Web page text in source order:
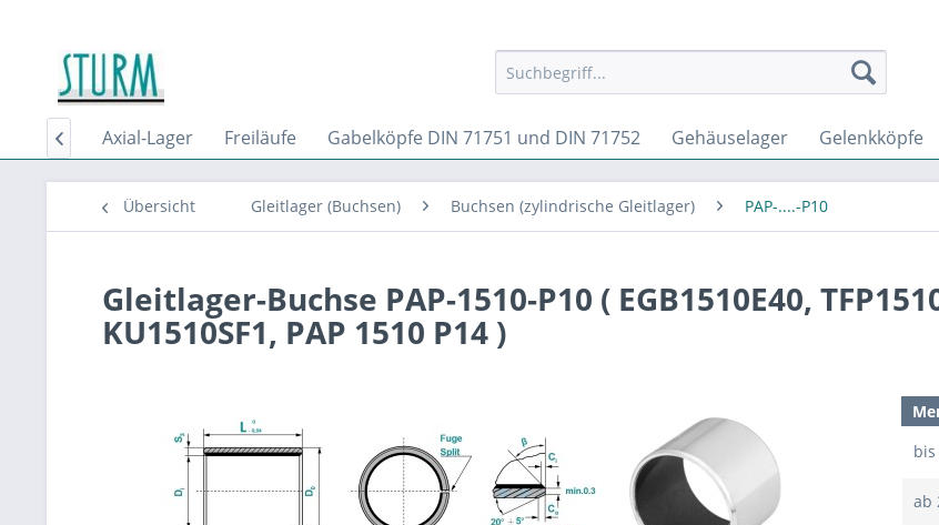
C Axial-Lager Freiläufe Gabelköpfe DIN 71751 und DIN 71752 Gehäuselager Gelenkköpfe

Übersicht Gleitlager (Buchsen) Buchsen (zylindrische Gleitlager) PAP-....-P10
Gleitlager-Buchse PAP-1510-P10 ( EGB1510E40,
KU1510SF1, PAP 1510 P14 )
bis
ab